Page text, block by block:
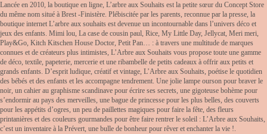
Lancée en 2010, la boutique en ligne, L’arbre aux Souhaits est la petite sœur du Concept Store
du même nom situé à Brest -Finistère. Plébiscitée par les parents, reconnue par la presse, la
boutique internet L’arbre aux souhaits est devenue un incontournable dans l’univers déco et
jeux des enfants. Mimi lou, La case de cousin paul, Rice, My Little Day, Jellycat, Meri meri,
Play&Go, Kitch Kitschen House Doctor, Petit Pan… : à travers une multitude de marques
connues et de créateurs plus intimistes, L’Arbre aux Souhaits vous propose toute une gamme
de déco, textile, papeterie, mercerie et une ribambelle de petits cadeaux à offrir aux petits et
grands enfants. D’esprit ludique, créatif et vintage, L’Arbre aux Souhaits, poétise le quotidien
des bébés et des enfants et les accompagne tendrement. Une jolie lampe ourson pour braver le
noir, un cahier au graphisme scandinave pour écrire ses secrets, une gigoteuse bohème pour
s’endormir au pays des merveilles, une bague de princesse pour les plus belles, des couverts
pour les appétits d’ogres, un peu de paillettes magiques pour faire la fête, des fleurs
printanières et des couleurs gourmandes pour être faire rentrer le soleil : L’Arbre aux Souhaits,
c’est un inventaire à la Prévert, une bulle de bonheur pour rêver et enchanter la vie !.